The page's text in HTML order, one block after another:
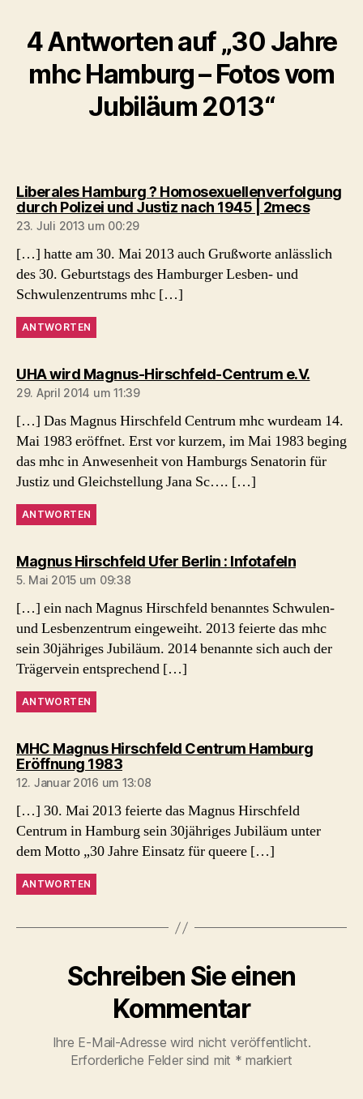
4 Antworten auf „30 Jahre
mhc Hamburg – Fotos vom
Jubiläum 2013“
Liberales Hamburg ? Homosexuellenverfolgung
durch Polizei und Justiz nach 1945 | 2mecssagt:
23. Juli 2013 um 00:29
[…] hatte am 30. Mai 2013 auch Grußworte anlässlich
des 30. Geburtstags des Hamburger Lesben- und
Schwulenzentrums mhc […]
ANTWORTEN
UHA wird Magnus-Hirschfeld-Centrum e.V.sagt:
29. April 2014 um 11:39
[…] Das Magnus Hirschfeld Centrum mhc wurdeam 14.
Mai 1983 eröffnet. Erst vor kurzem, im Mai 1983 beging
das mhc in Anwesenheit von Hamburgs Senatorin für
Justiz und Gleichstellung Jana Sc…. […]
ANTWORTEN
Magnus Hirschfeld Ufer Berlin : Infotafelnsagt:
5. Mai 2015 um 09:38
[…] ein nach Magnus Hirschfeld benanntes Schwulen-
und Lesbenzentrum eingeweiht. 2013 feierte das mhc
sein 30jähriges Jubiläum. 2014 benannte sich auch der
Trägervein entsprechend […]
ANTWORTEN
MHC Magnus Hirschfeld Centrum Hamburg
Eröffnung 1983sagt:
12. Januar 2016 um 13:08
[…] 30. Mai 2013 feierte das Magnus Hirschfeld
Centrum in Hamburg sein 30jähriges Jubiläum unter
dem Motto „30 Jahre Einsatz für queere […]
ANTWORTEN
Schreiben Sie einen
Kommentar
Ihre E-Mail-Adresse wird nicht veröffentlicht.
Erforderliche Felder sind mit * markiert